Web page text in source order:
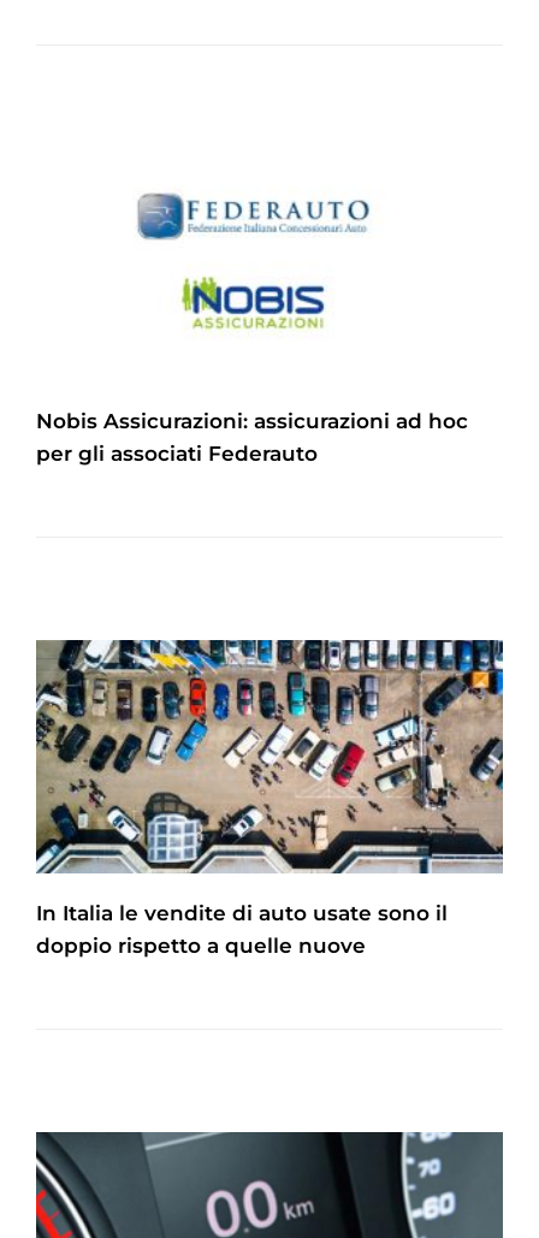
Nobis Assicurazioni: assicurazioni ad hoc
per gli associati Federauto
In Italia le vendite di auto usate sono il
doppio rispetto a quelle nuove